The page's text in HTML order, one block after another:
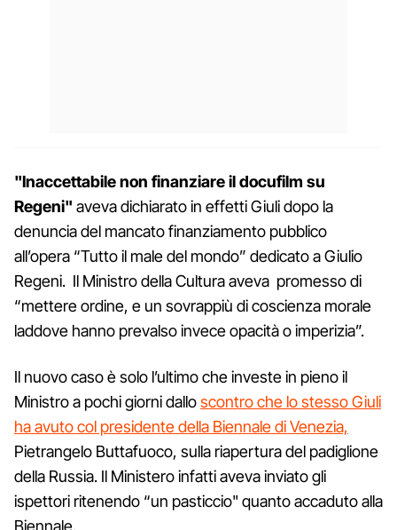
"Inaccettabile non finanziare il docufilm su
Regeni" aveva dichiarato in effetti Giuli dopo la
denuncia del mancato finanziamento pubblico
all’opera “Tutto il male del mondo” dedicato a Giulio
Regeni. Il Ministro della Cultura aveva promesso di
“mettere ordine, e un sovrappiù di coscienza morale
laddove hanno prevalso invece opacità o imperizia”.
Il nuovo caso è solo l’ultimo che investe in pieno il
Ministro a pochi giorni dalloscontro che lo stesso Giuli
ha avuto col presidente della Biennale di Venezia,
Pietrangelo Buttafuoco, sulla riapertura del padiglione
della Russia. Il Ministero infatti aveva inviato gli
ispettori ritenendo “un pasticcio" quanto accaduto alla
Biennale.